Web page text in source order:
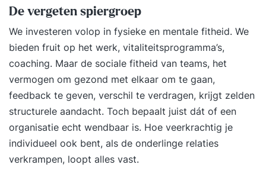
De vergeten spiergroep
We investeren volop in fysieke en mentale fitheid. We
bieden fruit op het werk, vitaliteitsprogramma’s,
coaching. Maar de sociale fitheid van teams, het
vermogen om gezond met elkaar om te gaan,
feedback te geven, verschil te verdragen, krijgt zelden
structurele aandacht. Toch bepaalt juist dát of een
organisatie echt wendbaar is. Hoe veerkrachtig je
individueel ook bent, als de onderlinge relaties
verkrampen, loopt alles vast.